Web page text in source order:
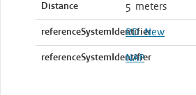
Distance 5 meters
referenceSystemIdentifier
RD_New
referenceSystemIdentifier
NAP